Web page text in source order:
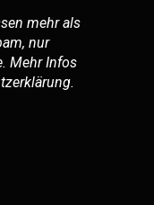
mehr als
nur
Mehr Infos
.